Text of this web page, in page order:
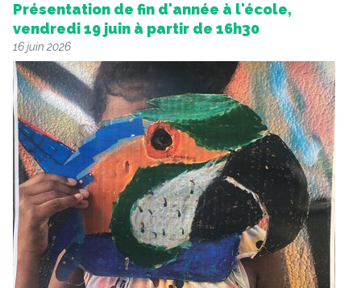
Présentation de fin d'année à l'école,
vendredi 19 juin à partir de 16h30
16 juin 2026